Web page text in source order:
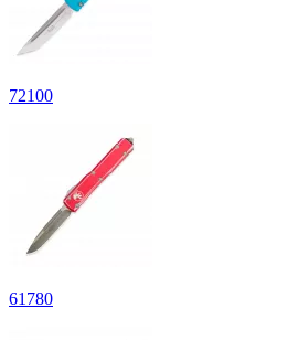
72100
61 780